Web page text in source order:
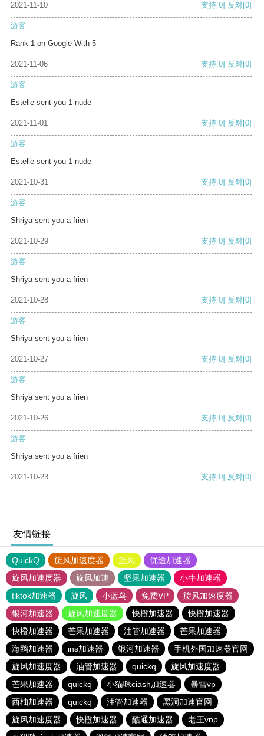
2021-11-10 支持[0] 反对[0]
游客
Rank 1 on Google With 5
2021-11-06 支持[0] 反对[0]
游客
Estelle sent you 1 nude
2021-11-01 支持[0] 反对[0]
游客
Estelle sent you 1 nude
2021-10-31 支持[0] 反对[0]
游客
Shriya sent you a frien
2021-10-29 支持[0] 反对[0]
游客
Shriya sent you a frien
2021-10-28 支持[0] 反对[0]
游客
Shriya sent you a frien
2021-10-27 支持[0] 反对[0]
游客
Shriya sent you a frien
2021-10-26 支持[0] 反对[0]
游客
Shriya sent you a frien
2021-10-23 支持[0] 反对[0]
友情链接
QuickQ 旋风加速度器 旋风
优途加速器
旋风加速度器
旋风加速 坚果加速器
小牛加速器
tiktok加速器
旋风 小蓝鸟 免费VP
旋风加速度器
银河加速器
旋风加速度器 快橙加速器
快橙加速器
快橙加速器
芒果加速器 油管加速器
芒果加速器
海鸥加速器
ins加速器 银河加速器
手机外国加速器官网
旋风加速度器
油管加速器 quickq
旋风加速度器
芒果加速器
quickq 小猫咪ciash加速器
暴雪vp
西柚加速器
quickq 油管加速器
黑洞加速官网
旋风加速度器
快橙加速器 酷通加速器
老王vnp